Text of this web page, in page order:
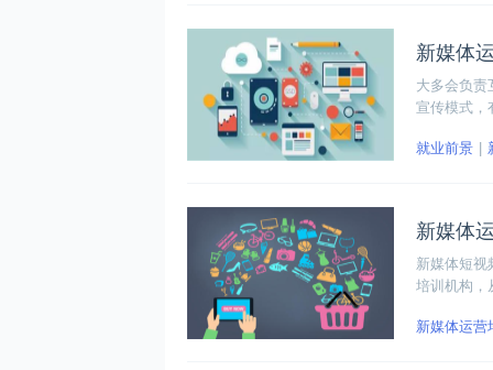
新媒体
大多会负责
宣传模式，
用户反馈，
就业前景
新媒体
新媒体短视
培训机构，
新媒体运营